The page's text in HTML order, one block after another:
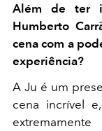
Além de ter
Humberto
cena com a
experiência?
A Ju é um
cena incrível